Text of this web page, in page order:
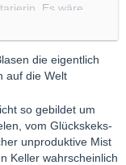
Es wäre
HofDame...
zum
dass alles nach
die eigentlich
auf die Welt
so gebildet um
vom Glückskeks-
unproduktive Mist
Keller wahrscheinlich